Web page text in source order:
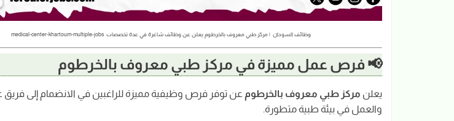
وظائف السودان | مركز طبي معروف بالخرطوم يعلن عن وظائف شاغرة في عدة تخصصات medical-center-khartoum-multiple-jobs
📢 فرص عمل مميزة في مركز طبي معروف بالخرطوم
يعلن مركز طبي معروف بالخرطوم عن توفر فرص وظيفية مميزة للراغبين في الانضمام إلى فريق
والعمل في بيئة طبية متطورة.